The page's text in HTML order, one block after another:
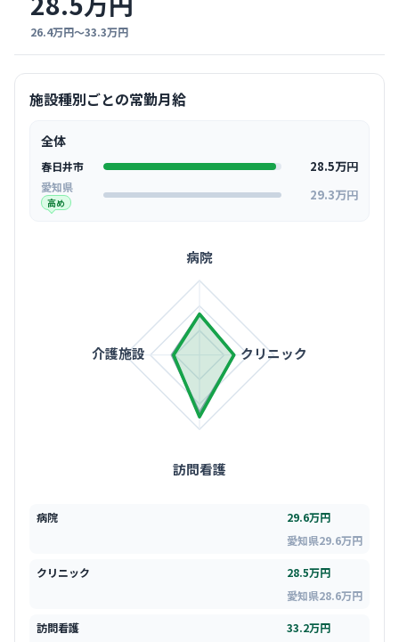
26.4万円〜33.3万円
施設種別ごとの常勤月給
全体
春日井市 28.5万円
愛知県
高め 29.3万円
病院
クリニック
訪問看護
介護施設
病院
29.6万円
愛知県29.6万円
クリニック
28.5万円
愛知県28.6万円
訪問看護
33.2万円